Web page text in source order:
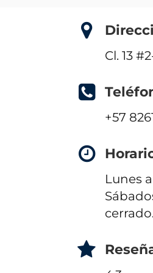
Cl. 13
+57
Lunes
cerrado.